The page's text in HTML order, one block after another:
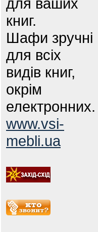
книг.
Шафи зручні
для всіх
видів книг,
окрім
електронних.
www.vsi-
mebli.ua